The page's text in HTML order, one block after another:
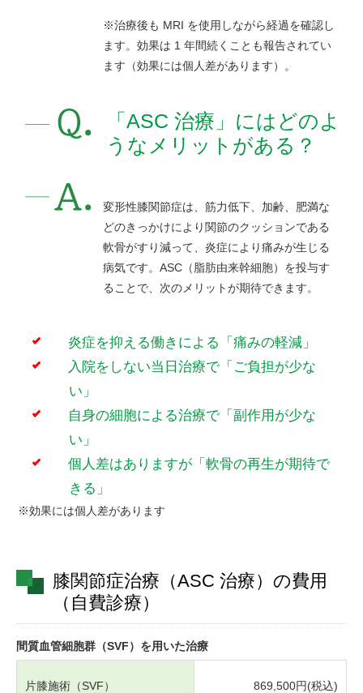
※治療後も MRI を使用しながら経過を確認し
ます。効果は 1 年間続くことも報告されてい
ます（効果には個人差があります）。
「ASC 治療」にはどのよ
うなメリットがある？
変形性膝関節症は、筋力低下、加齢、肥満な
どのきっかけにより関節のクッションである
軟骨がすり減って、炎症により痛みが生じる
病気です。ASC（脂肪由来幹細胞）を投与す
ることで、次のメリットが期待できます。
炎症を抑える働きによる「痛みの軽減」
入院をしない当日治療で「ご負担が少な
い」
自身の細胞による治療で「副作用が少な
い」
個人差はありますが「軟骨の再生が期待で
きる」
※効果には個人差があります
膝関節症治療（ASC 治療）の費用
（自費診療）
間質血管細胞群（SVF）を用いた治療
片膝施術（SVF） 869,500円(税込)